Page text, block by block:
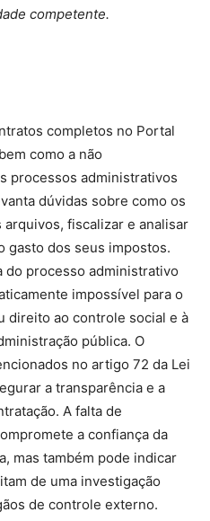
competente.
completos no Portal
como a não
processos administrativos
dúvidas sobre como os
fiscalizar e analisar
gasto dos seus impostos.
do processo administrativo
impossível para o
direito ao controle social e à
pública. O
no artigo 72 da Lei
a transparência e a
A falta de
a confiança da
mas também pode indicar
de uma investigação
de controle externo.